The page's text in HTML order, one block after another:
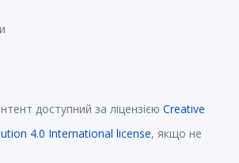
доступний за ліцензією Creative
4.0 International license, якщо не